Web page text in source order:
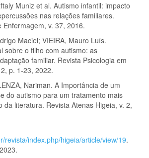
Muniz et al. Autismo infantil: impacto
nas relações familiares.
Enfermagem, v. 37, 2016.
Maciel; VIEIRA, Mauro Luís.
sobre o filho com autismo: as
familiar. Revista Psicologia em
p. 1-23, 2022.
Nariman. A Importância de um
do autismo para um tratamento mais
da literatura. Revista Atenas Higeia, v. 2,
revista/index.php/higeia/article/view/19.